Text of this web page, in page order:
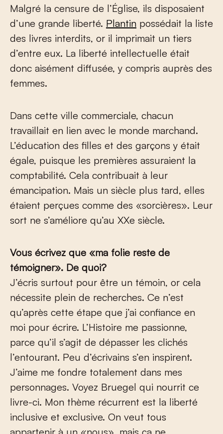
Malgré la censure de l’Église, ils disposaient
d’une grande liberté. Plantin possédait la liste
des livres interdits, or il imprimait un tiers
d’entre eux. La liberté intellectuelle était
donc aisément diffusée, y compris auprès des
femmes.
Dans cette ville commerciale, chacun
travaillait en lien avec le monde marchand.
L’éducation des filles et des garçons y était
égale, puisque les premières assuraient la
comptabilité. Cela contribuait à leur
émancipation. Mais un siècle plus tard, elles
étaient perçues comme des «sorcières». Leur
sort ne s’améliore qu’au XXe siècle.
Vous écrivez que «ma folie reste de
témoigner». De quoi?
J’écris surtout pour être un témoin, or cela
nécessite plein de recherches. Ce n’est
qu’après cette étape que j’ai confiance en
moi pour écrire. L’Histoire me passionne,
parce qu’il s’agit de dépasser les clichés
l’entourant. Peu d’écrivains s’en inspirent.
J’aime me fondre totalement dans mes
personnages. Voyez Bruegel qui nourrit ce
livre-ci. Mon thème récurrent est la liberté
inclusive et exclusive. On veut tous